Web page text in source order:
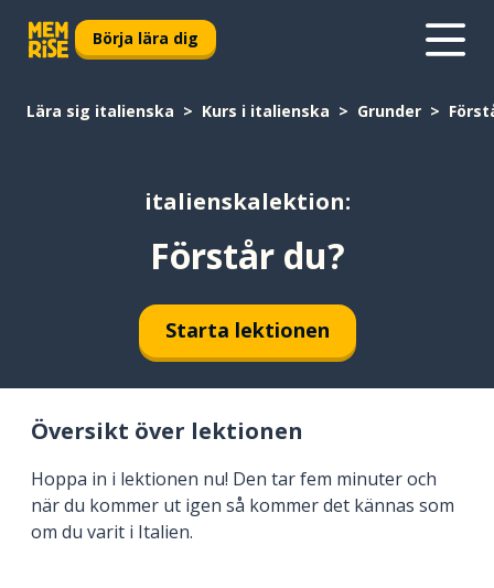
Börja lära dig
Lära sig italienska Kurs i italienska Grunder
italienskalektion:
Förstår du?
Starta lektionen
Översikt över lektionen
Hoppa in i lektionen nu! Den tar fem minuter och
när du kommer ut igen så kommer det kännas som
om du varit i Italien.